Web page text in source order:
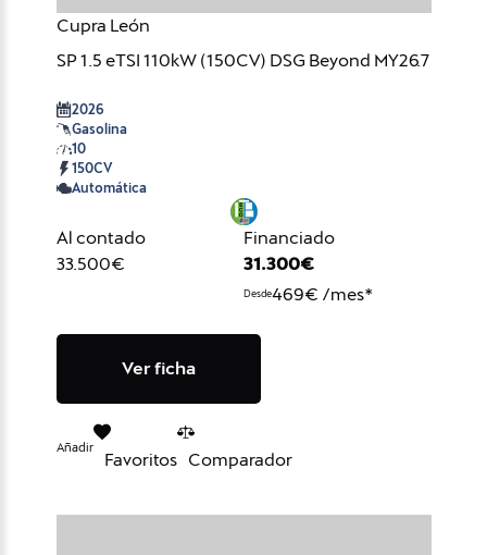
Cupra León
SP 1.5 eTSI 110kW (150CV) DSG Beyond MY26.7
2026
Gasolina
10
150CV
Automática
Al contado
33.500€
Financiado
31.300€
Desde469€ /mes*
Ver ficha
Añadir
Favoritos Comparador